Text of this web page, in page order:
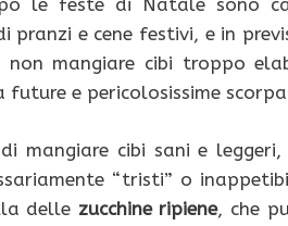
le feste di Natale sono
pranzi e cene festivi, e in
non mangiare cibi troppo
future e pericolosissime
mangiare cibi sani e
“tristi” o
delle zucchine ripiene, che